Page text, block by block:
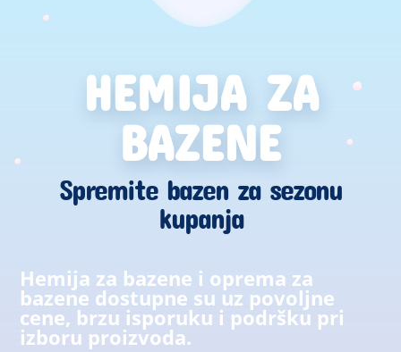
HEMIJA ZA
BAZENE
Spremite bazen za sezonu
kupanja
Hemija za bazene i oprema za
bazene dostupne su uz povoljne
cene, brzu isporuku i podršku pri
izboru proizvoda.